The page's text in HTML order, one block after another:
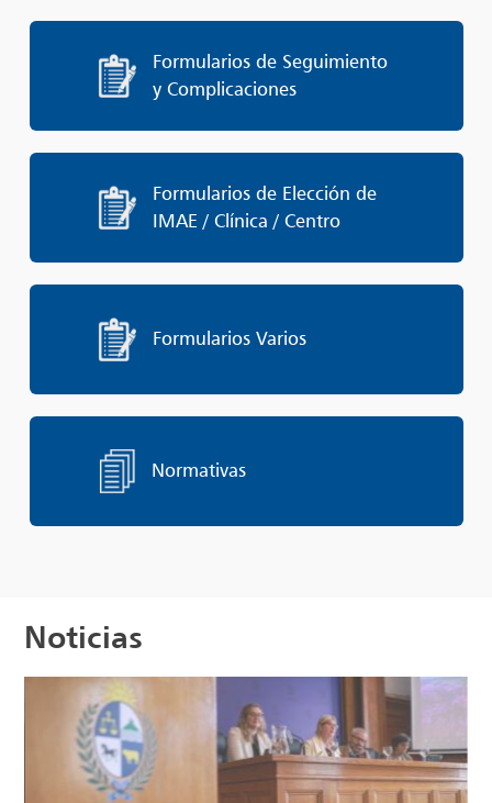
Formularios de Seguimiento
y Complicaciones
Formularios de Elección de
IMAE / Clínica / Centro
Formularios Varios
Normativas
Noticias